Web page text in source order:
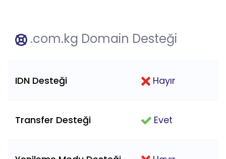
.com.kg Domain Desteği
IDN Desteği Hayır
Transfer Desteği Evet